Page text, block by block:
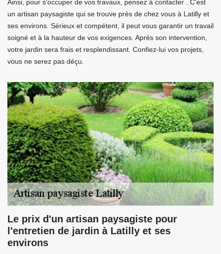
Ainsi, pour s'occuper de vos travaux, pensez à contacter . C'est
un artisan paysagiste qui se trouve près de chez vous à Latilly et
ses environs. Sérieux et compétent, il peut vous garantir un travail
soigné et à la hauteur de vos exigences. Après son intervention,
votre jardin sera frais et resplendissant. Confiez-lui vos projets,
vous ne serez pas déçu.
Le prix d'un artisan paysagiste pour
l'entretien de jardin à Latilly et ses
environs